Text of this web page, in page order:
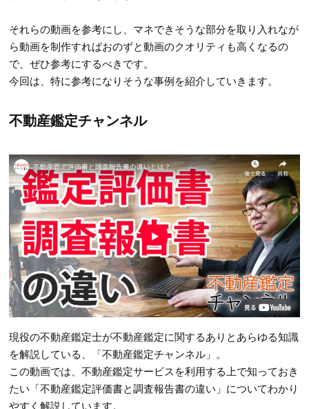
それらの動画を参考にし、マネできそうな部分を取り入れなが
ら動画を制作すればおのずと動画のクオリティも高くなるの
で、ぜひ参考にするべきです。
今回は、特に参考になりそうな事例を紹介していきます。
不動産鑑定チャンネル
現役の不動産鑑定士が不動産鑑定に関するありとあらゆる知識
を解説している、「不動産鑑定チャンネル」。
この動画では、不動産鑑定サービスを利用する上で知っておき
たい「不動産鑑定評価書と調査報告書の違い」についてわかり
やすく解説しています。